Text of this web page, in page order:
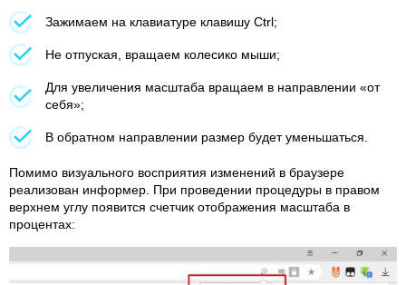
Зажимаем на клавиатуре клавишу Ctrl;
Не отпуская, вращаем колесико мыши;
Для увеличения масштаба вращаем в направлении «от
себя»;
В обратном направлении размер будет уменьшаться.
Помимо визуального восприятия изменений в браузере
реализован информер. При проведении процедуры в правом
верхнем углу появится счетчик отображения масштаба в
процентах: